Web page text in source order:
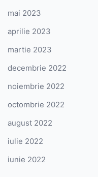
mai 2023
aprilie 2023
martie 2023
decembrie 2022
noiembrie 2022
octombrie 2022
august 2022
iulie 2022
iunie 2022